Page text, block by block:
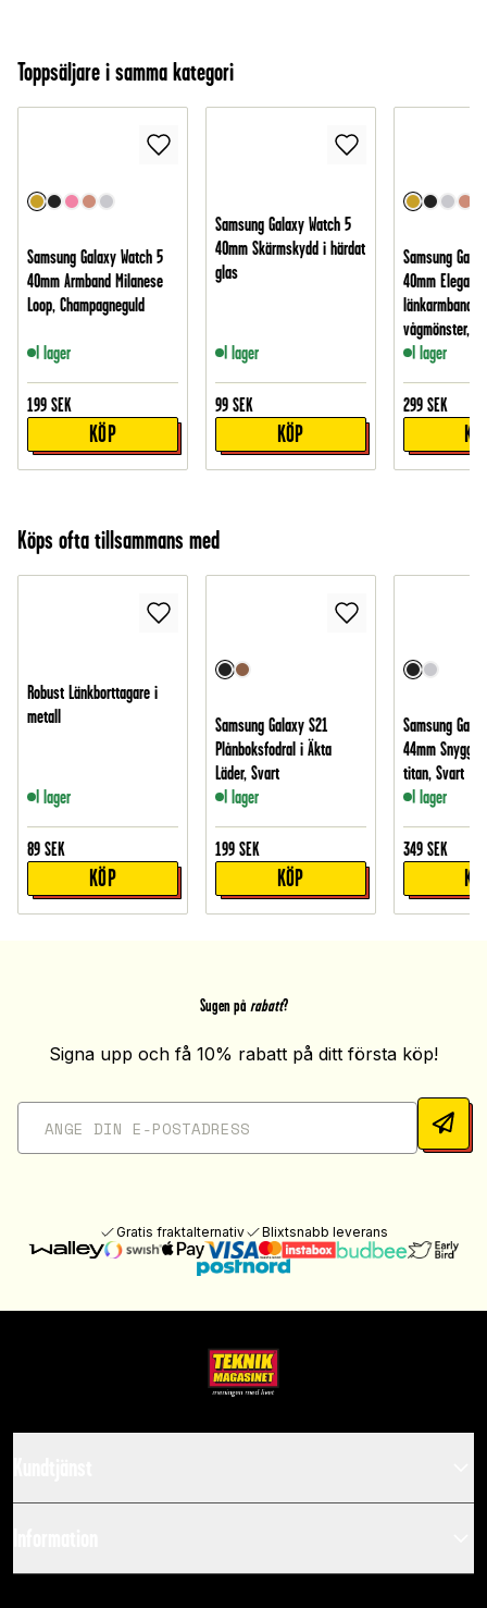
Toppsäljare i samma kategori
Samsung Galaxy Watch 5
40mm Armband Milanese
Loop, Champagneguld
I lager
199 SEK
KÖP
Samsung Galaxy Watch 5
40mm Skärmskydd i härdat
glas
I lager
99 SEK
KÖP
Samsung
40mm Elegant
länkarmband
vågmönster,
I lager
299 SEK
Köps ofta tillsammans med
Robust Länkborttagare i
metall
I lager
89 SEK
KÖP
Samsung Galaxy S21
Plånboksfodral i Äkta
Läder, Svart
I lager
199 SEK
KÖP
Samsung
44mm Snyggt
titan, Svart
I lager
349 SEK
Sugen på rabatt?
Signa upp och få 10% rabatt på ditt första köp!
Gratis fraktalternativ Blixtsnabb leverans